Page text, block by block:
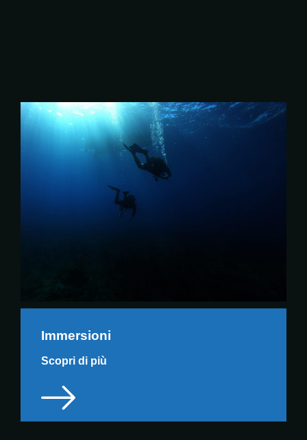
Alloggio
Taverna
Partner
Immersioni
Scopri di più